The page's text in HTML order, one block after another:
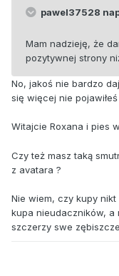
pawel37528
Mam nadzieję, że
pozytywnej strony
No, jakoś nie bardzo
się więcej nie pojawiłeś
Witajcie Roxana i pies
Czy też masz taką
z avatara ?
Nie wiem, czy kupy
kupa nieudaczników, a
szczerzy swe zębiszcze